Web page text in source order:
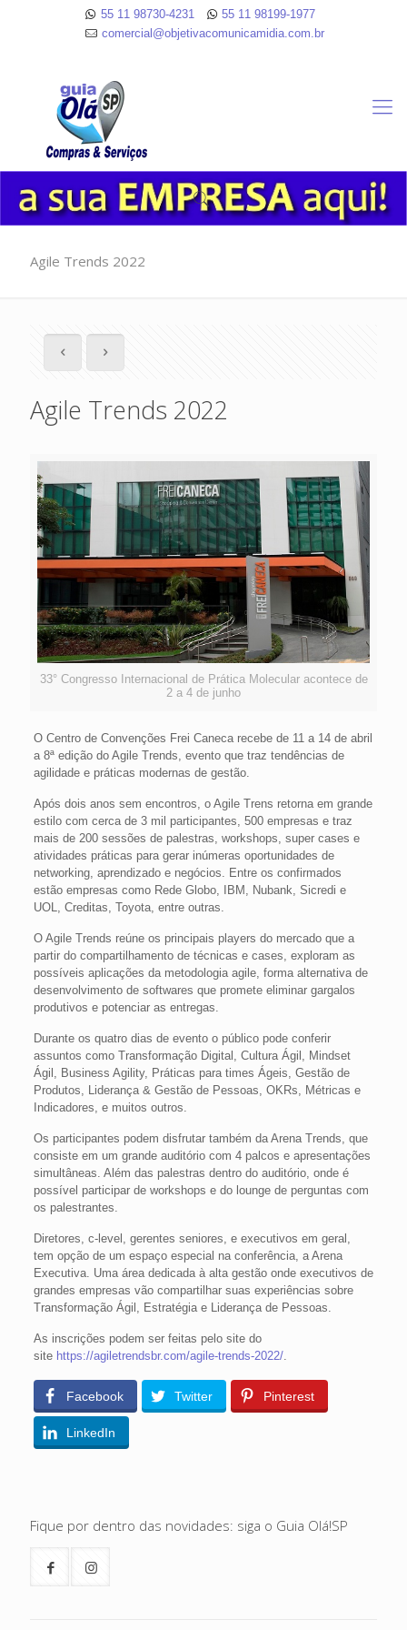
55 11 98730-4231
55 11 98199-1977
comercial@objetivacomunicamidia.com.br
Agile Trends 2022
Agile Trends 2022
33° Congresso Internacional de Prática Molecular acontece de
2 a 4 de junho
O Centro de Convenções Frei Caneca recebe de 11 a 14 de abril
a 8ª edição do Agile Trends, evento que traz tendências de
agilidade e práticas modernas de gestão.
Após dois anos sem encontros, o Agile Trens retorna em grande
estilo com cerca de 3 mil participantes, 500 empresas e traz
mais de 200 sessões de palestras, workshops, super cases e
atividades práticas para gerar inúmeras oportunidades de
networking, aprendizado e negócios. Entre os confirmados
estão empresas como Rede Globo, IBM, Nubank, Sicredi e
UOL, Creditas, Toyota, entre outras.
O Agile Trends reúne os principais players do mercado que a
partir do compartilhamento de técnicas e cases, exploram as
possíveis aplicações da metodologia agile, forma alternativa de
desenvolvimento de softwares que promete eliminar gargalos
produtivos e potenciar as entregas.
Durante os quatro dias de evento o público pode conferir
assuntos como Transformação Digital, Cultura Ágil, Mindset
Ágil, Business Agility, Práticas para times Ágeis, Gestão de
Produtos, Liderança & Gestão de Pessoas, OKRs, Métricas e
Indicadores, e muitos outros.
Os participantes podem disfrutar também da Arena Trends, que
consiste em um grande auditório com 4 palcos e apresentações
simultâneas. Além das palestras dentro do auditório, onde é
possível participar de workshops e do lounge de perguntas com
os palestrantes.
Diretores, c-level, gerentes seniores, e executivos em geral,
tem opção de um espaço especial na conferência, a Arena
Executiva. Uma área dedicada à alta gestão onde executivos de
grandes empresas vão compartilhar suas experiências sobre
Transformação Ágil, Estratégia e Liderança de Pessoas.
As inscrições podem ser feitas pelo site do
site https://agiletrendsbr.com/agile-trends-2022/.
Facebook Twitter Pinterest
LinkedIn
Fique por dentro das novidades: siga o Guia Olá!SP